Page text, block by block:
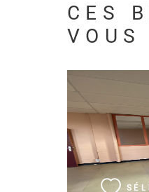
CES
VOUS